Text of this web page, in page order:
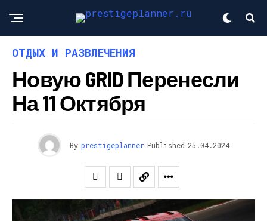
ОТДЫХ И РАЗВЛЕЧЕНИЯ
Новую GRID Перенесли
На 11 Октября
By prestigeplanner Published 25.04.2024